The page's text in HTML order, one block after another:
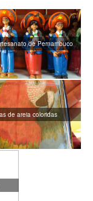
de Pernambuco
de areia coloridas